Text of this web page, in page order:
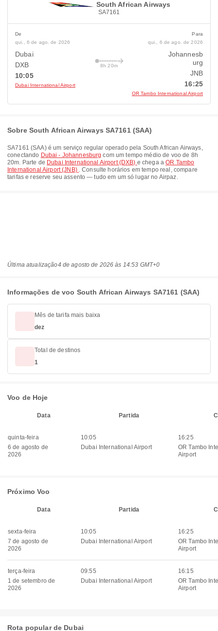
South African Airways
SA7161
De
qui., 6 de ago. de 2026
Dubai
DXB
10:05
Dubai International Airport
8h 20m
Para
qui., 6 de ago. de 2026
Johannesb
urg
JNB
16:25
OR Tambo International Airport
Sobre South African Airways SA7161 (SAA)
SA7161 (SAA) é um serviço regular operado pela South African Airways,
conectando Dubai - Johannesburg com um tempo médio de voo de 8h
20m. Parte de Dubai International Airport (DXB) e chega aOR Tambo
International Airport (JNB) . Consulte horários em tempo real, compare
tarifas e reserve seu assento — tudo em um só lugar no Airpaz.
Última atualização4 de agosto de 2026 às 14:53 GMT+0
Informações de voo South African Airways SA7161 (SAA)
Mês de tarifa mais baixa
dez
Total de destinos
1
Voo de Hoje
Data Partida
quinta-feira
6 de agosto de
2026
10:05
Dubai International Airport
16:25
OR Tambo
Airport
Próximo Voo
Data Partida
sexta-feira
7 de agosto de
2026
10:05
Dubai International Airport
16:25
OR Tambo
Airport
terça-feira
1 de setembro de
2026
09:55
Dubai International Airport
16:15
OR Tambo
Airport
Rota popular de Dubai